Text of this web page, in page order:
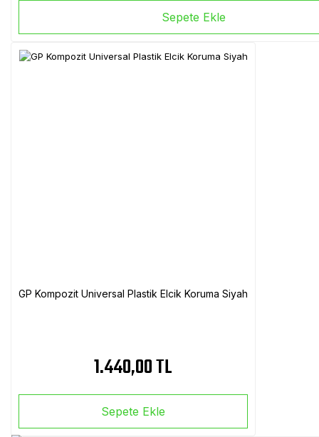
Sepete Ekle
GP Kompozit Universal Plastik Elcik Koruma Siyah
1.440,00 TL
Sepete Ekle